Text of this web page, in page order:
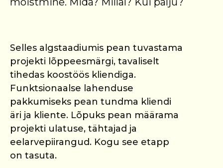
Selles algstaadiumis pean tuvastama
projekti lõppeesmärgi, tavaliselt
tihedas koostöös kliendiga.
Funktsionaalse lahenduse
pakkumiseks pean tundma kliendi
äri ja kliente. Lõpuks pean määrama
projekti ulatuse, tähtajad ja
eelarvepiirangud. Kogu see etapp
on tasuta.